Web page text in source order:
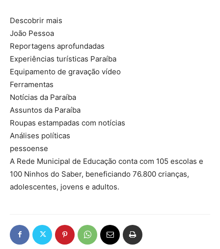
Descobrir mais
João Pessoa
Reportagens aprofundadas
Experiências turísticas Paraíba
Equipamento de gravação vídeo
Ferramentas
Notícias da Paraíba
Assuntos da Paraíba
Roupas estampadas com notícias
Análises políticas
pessoense
A Rede Municipal de Educação conta com 105 escolas e
100 Ninhos do Saber, beneficiando 76.800 crianças,
adolescentes, jovens e adultos.